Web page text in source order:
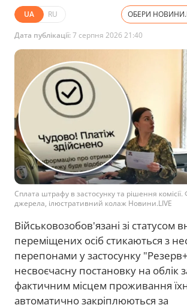
UA RU ОБЕРИ
Дата публікації:7 серпня 2026 21:40
Сплата штрафу в застосунку та рішення комісії.
джерела, ілюстративний колаж Новини.LIVE
Військовозобов'язані зі статусом
переміщених осіб стикаються з
перепонами у застосунку
несвоєчасну постановку на облік
фактичним місцем проживання
автоматично закріплюються за